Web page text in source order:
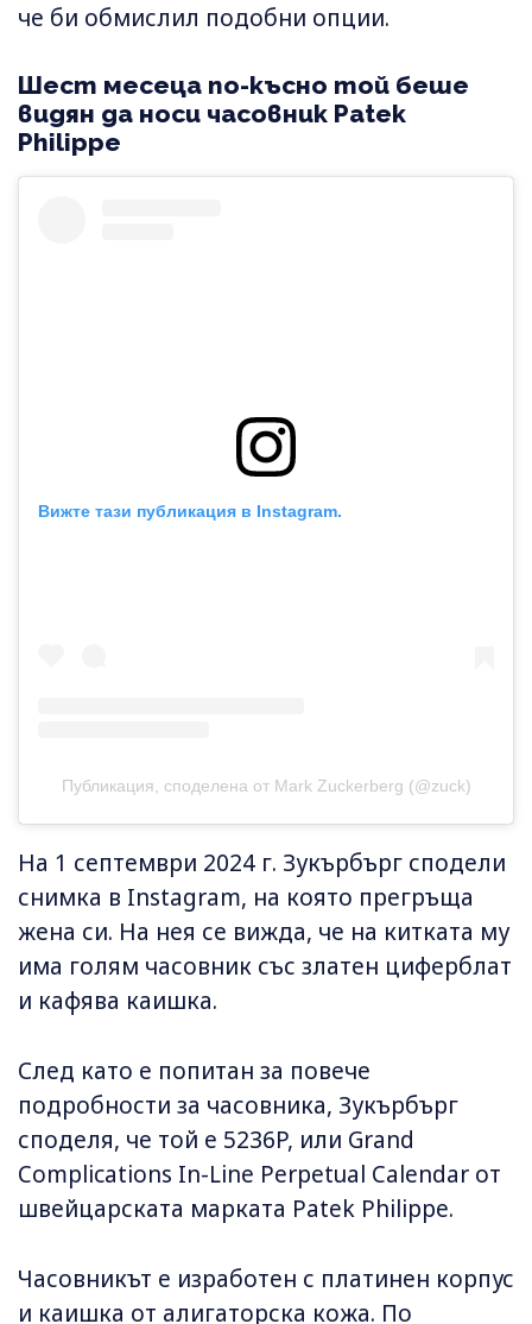
че би обмислил подобни опции.
Шест месеца по-късно той беше
видян да носи часовник Patek
Philippe
Вижте тази публикация в Instagram.
Публикация, споделена от Mark Zuckerberg (@zuck)
На 1 септември 2024 г. Зукърбърг сподели
снимка в Instagram, на която прегръща
жена си. На нея се вижда, че на китката му
има голям часовник със златен циферблат
и кафява каишка.
След като е попитан за повече
подробности за часовника, Зукърбърг
споделя, че той е 5236P, или Grand
Complications In-Line Perpetual Calendar от
швейцарската марката Patek Philippe.
Часовникът е изработен с платинен корпус
и каишка от алигаторска кожа. По